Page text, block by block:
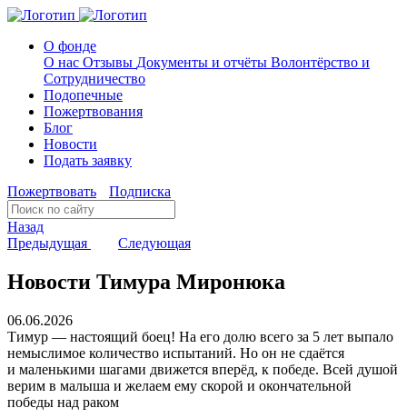
О фонде
О нас Отзывы Документы и отчёты Волонтёрство и
Сотрудничество
Подопечные
Пожертвования
Блог
Новости
Подать заявку
Пожертвовать
Подписка
Назад
Предыдущая
Следующая
Новости Тимура Миронюка
06.06.2026
Тимур — настоящий боец! На его долю всего за 5 лет выпало
немыслимое количество испытаний. Но он не сдаётся
и маленькими шагами движется вперёд, к победе. Всей душой
верим в малыша и желаем ему скорой и окончательной
победы над раком